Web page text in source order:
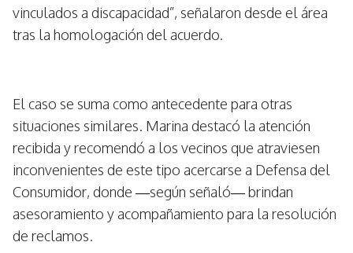
vinculados a discapacidad”, señalaron desde el área
tras la homologación del acuerdo.
El caso se suma como antecedente para otras
situaciones similares. Marina destacó la atención
recibida y recomendó a los vecinos que atraviesen
inconvenientes de este tipo acercarse a Defensa del
Consumidor, donde —según señaló— brindan
asesoramiento y acompañamiento para la resolución
de reclamos.